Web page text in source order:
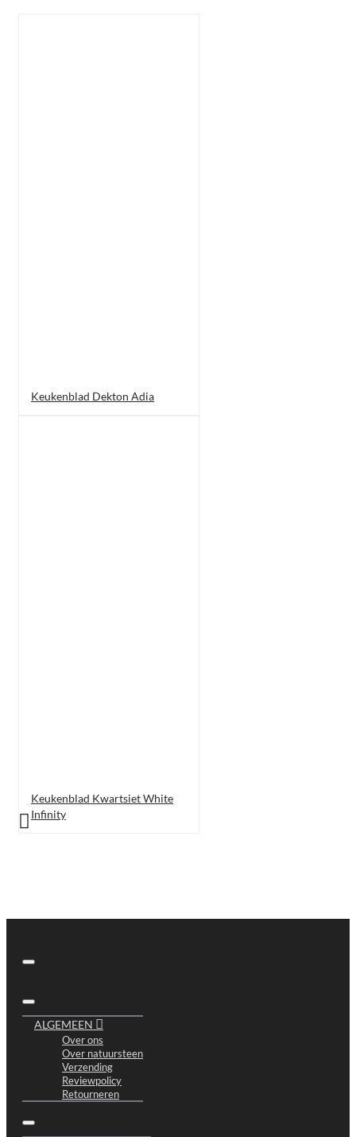
Keukenblad Dekton Adia
Keukenblad Kwartsiet White
Infinity
ALGEMEEN
Over ons
Over natuursteen
Verzending
Reviewpolicy
Retourneren